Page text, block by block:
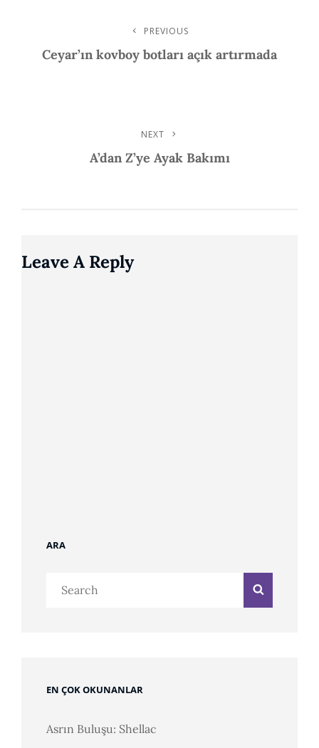
Navigation
Post
PREVIOUS
Ceyar’ın kovboy botları açık artırmada
NEXT
A’dan Z’ye Ayak Bakımı
Leave A Reply
ARA
EN ÇOK OKUNANLAR
Asrın Buluşu: Shellac